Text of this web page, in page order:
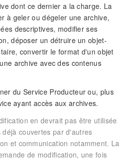
dont ce dernier a la charge. La
à geler ou dégeler une archive,
descriptives, modifier ses
déposer un détruire un objet-
convertir le format d'un objet
archive avec des contenus
du Service Producteur ou, plus
ayant accès aux archives.
en devrait pas être utilisée
couvertes par d'autres
et communication notamment. La
de modification, une fois